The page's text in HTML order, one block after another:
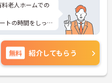
老人ホームでの
トの時間をしっ
お子様がいる方
しいポイント♪
お伝えしますの
無料 紹介してもらう